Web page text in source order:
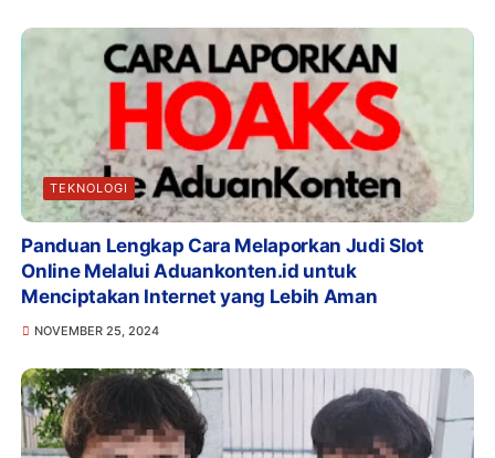
TEKNOLOGI
Panduan Lengkap Cara Melaporkan Judi Slot
Online Melalui Aduankonten.id untuk
Menciptakan Internet yang Lebih Aman
NOVEMBER 25, 2024